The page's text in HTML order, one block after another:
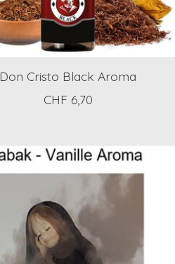
Don Cristo Black Aroma
CHF 6,70